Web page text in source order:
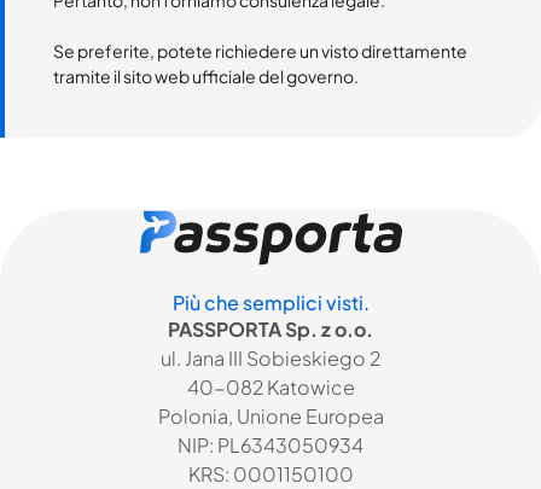
Se preferite, potete richiedere un visto direttamente
tramite il sito web ufficiale del governo.
Più che semplici visti.
PASSPORTA Sp. z o.o.
ul. Jana III Sobieskiego 2
40-082 Katowice
Polonia, Unione Europea
NIP: PL6343050934
KRS: 0001150100